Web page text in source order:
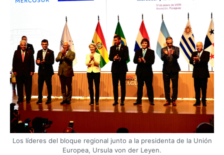
Los líderes del bloque regional junto a la presidenta de la Unión
Europea, Ursula von der Leyen.